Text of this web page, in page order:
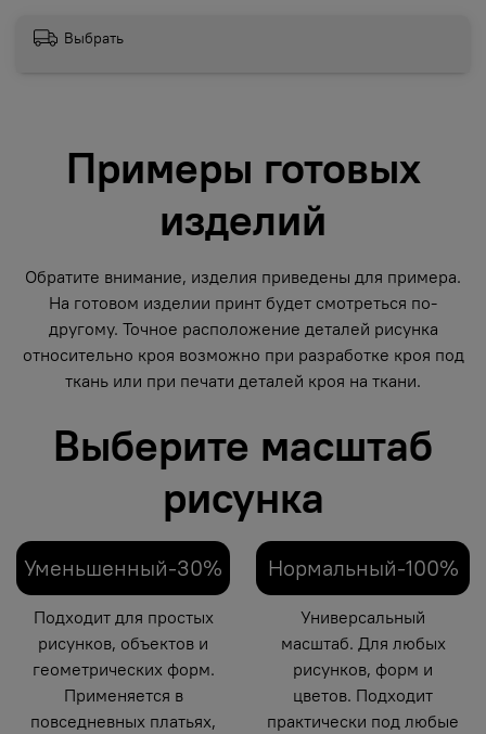
Выбрать
Примеры готовых
изделий
Обратите внимание, изделия приведены для примера.
На готовом изделии принт будет смотреться по-
другому. Точное расположение деталей рисунка
относительно кроя возможно при разработке кроя под
ткань или при печати деталей кроя на ткани.
Выберите масштаб
рисунка
Уменьшенный-30%
Подходит для простых
рисунков, объектов и
геометрических форм.
Применяется в
повседневных платьях,
Нормальный-100%
Универсальный
масштаб. Для любых
рисунков, форм и
цветов. Подходит
практически под любые